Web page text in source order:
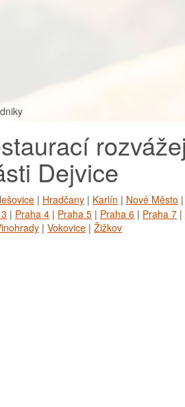
Dejvice
| Hradčany | Karlín | Nové Město |
| Praha 4 | Praha 5 | Praha 6 | Praha 7 |
| Vokovice | Žižkov